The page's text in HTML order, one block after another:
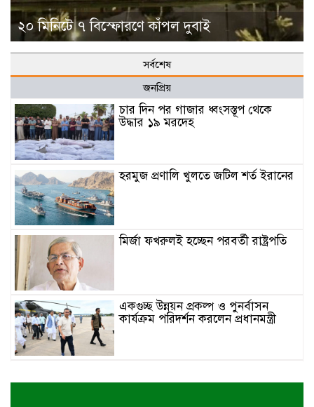
২০ মিনিটে ৭ বিস্ফোরণে কাঁপল দুবাই
সর্বশেষ
জনপ্রিয়
চার দিন পর গাজার ধ্বংসস্তূপ থেকে
উদ্ধার ১৯ মরদেহ
হরমুজ প্রণালি খুলতে জটিল শর্ত ইরানের
মির্জা ফখরুলই হচ্ছেন পরবর্তী রাষ্ট্রপতি
একগুচ্ছ উন্নয়ন প্রকল্প ও পুনর্বাসন
কার্যক্রম পরিদর্শন করলেন প্রধানমন্ত্রী
ও সমাজসেবা কর্মকর্তার অপসারণ দাবি